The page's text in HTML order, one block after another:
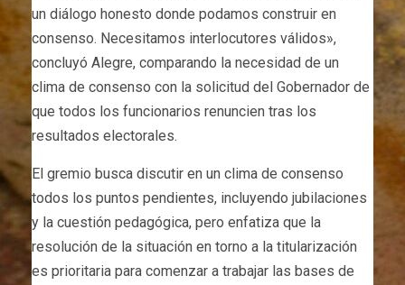
un diálogo honesto donde podamos construir en
consenso. Necesitamos interlocutores válidos»,
concluyó Alegre, comparando la necesidad de un
clima de consenso con la solicitud del Gobernador de
que todos los funcionarios renuncien tras los
resultados electorales.
El gremio busca discutir en un clima de consenso
todos los puntos pendientes, incluyendo jubilaciones
y la cuestión pedagógica, pero enfatiza que la
resolución de la situación en torno a la titularización
es prioritaria para comenzar a trabajar las bases de